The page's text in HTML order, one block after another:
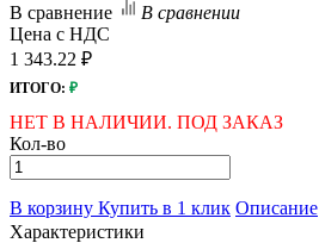
В сравнение
В сравнении
Цена с НДС
1 343.22 ₽
ИТОГО: ₽
НЕТ В НАЛИЧИИ. ПОД ЗАКАЗ
Кол-во
В корзину Купить в 1 клик Описание
Характеристики